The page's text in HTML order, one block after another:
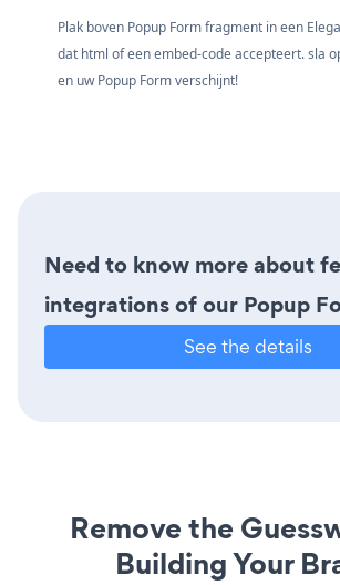
Plak boven Popup Form fragment in een
dat html of een embed-code accepteert. sla
en uw Popup Form verschijnt!
Need to know more about
integrations of our Popup
See the details
Remove the
Building Your